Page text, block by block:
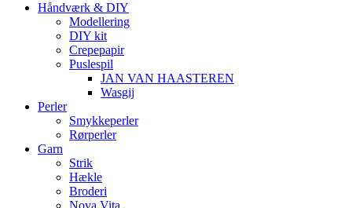
Håndværk & DIY
Modellering
DIY kit
Crepepapir
Puslespil
JAN VAN HAASTEREN
Wasgij
Perler
Smykkeperler
Rørperler
Garn
Strik
Hækle
Broderi
Nova Vita